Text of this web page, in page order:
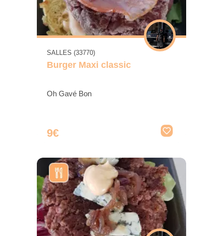
SALLES (33770)
Burger Maxi classic
Oh Gavé Bon
9€